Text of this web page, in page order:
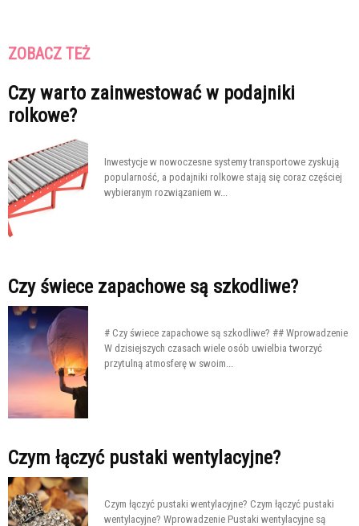
ZOBACZ TEŻ
Czy warto zainwestować w podajniki
rolkowe?
Inwestycje w nowoczesne systemy transportowe zyskują
popularność, a podajniki rolkowe stają się coraz częściej
wybieranym rozwiązaniem w...
Czy świece zapachowe są szkodliwe?
# Czy świece zapachowe są szkodliwe? ## Wprowadzenie
W dzisiejszych czasach wiele osób uwielbia tworzyć
przytulną atmosferę w swoim...
Czym łączyć pustaki wentylacyjne?
Czym łączyć pustaki wentylacyjne? Czym łączyć pustaki
wentylacyjne? Wprowadzenie Pustaki wentylacyjne są